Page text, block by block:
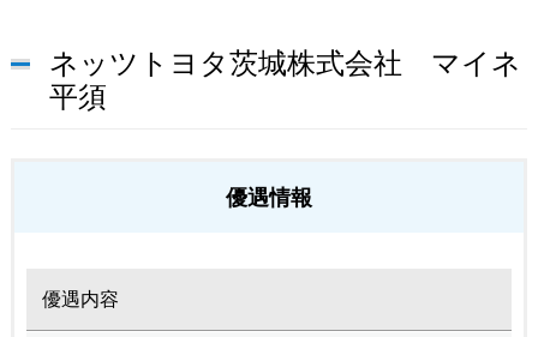
ネッツトヨタ茨城株式会社 マイネ
平須
優遇情報
優遇内容